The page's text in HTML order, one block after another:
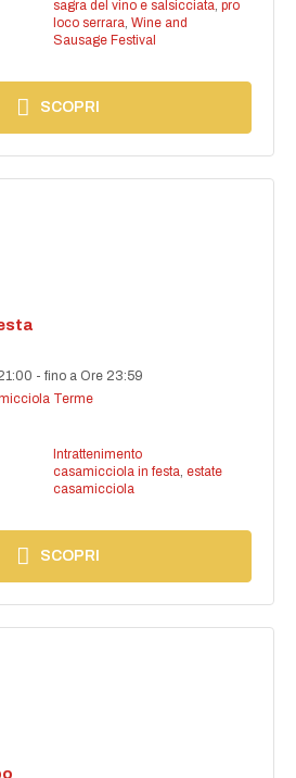
sagra del vino e salsicciata, pro
loco serrara, Wine and
Sausage Festival
SCOPRI
-fino a Ore 23:59
Terme
Intrattenimento
casamicciola in festa, estate
casamicciola
SCOPRI